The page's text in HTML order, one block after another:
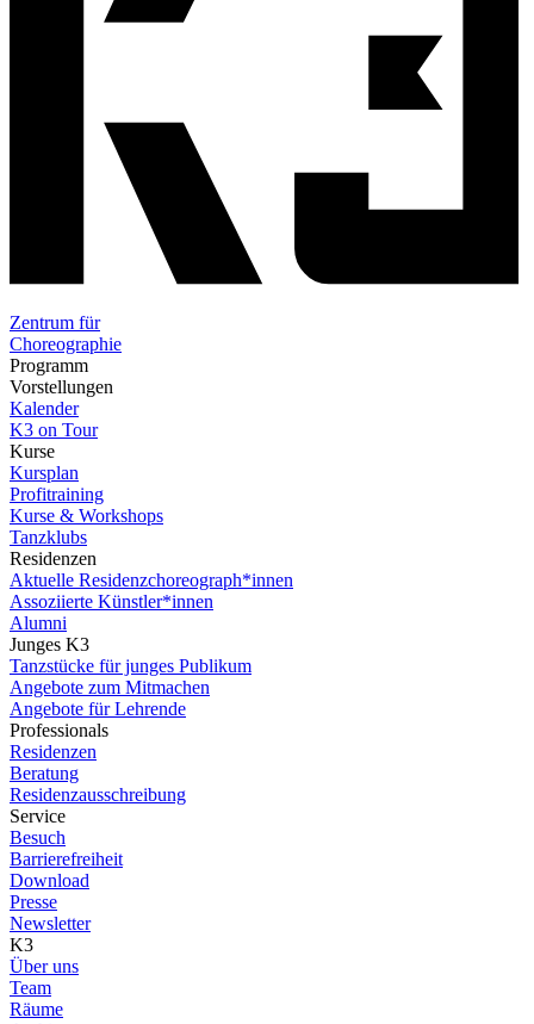
Zentrum für
Choreographie
Programm
Vorstellungen
Kalender
K3 on Tour
Kurse
Kursplan
Profitraining
Kurse & Workshops
Tanzklubs
Residenzen
Aktuelle Residenzchoreograph*innen
Assoziierte Künstler*innen
Alumni
Junges K3
Tanzstücke für junges Publikum
Angebote zum Mitmachen
Angebote für Lehrende
Professionals
Residenzen
Beratung
Residenzausschreibung
Service
Besuch
Barrierefreiheit
Download
Presse
Newsletter
K3
Über uns
Team
Räume